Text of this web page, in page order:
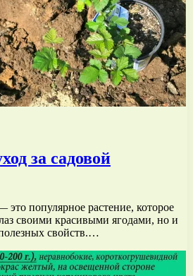
за садовой
это популярное растение, которое
своими красивыми ягодами, но и
свойств.…